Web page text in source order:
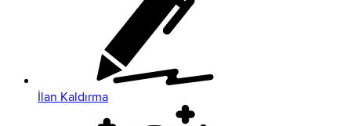
İlan Kaldırma